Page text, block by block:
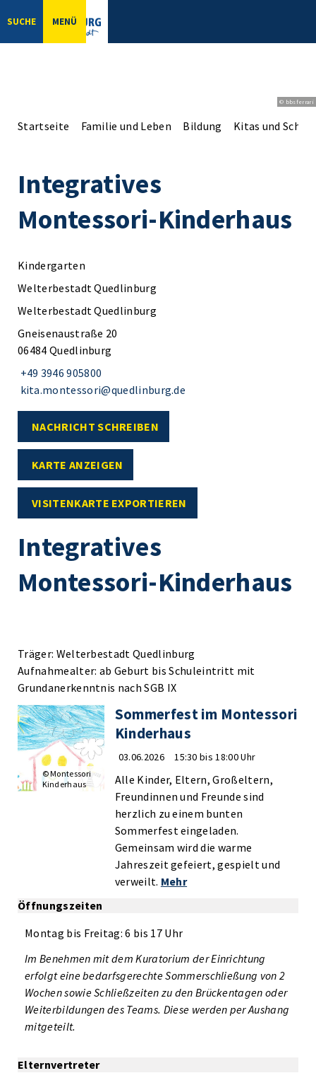
SUCHE MENÜ
© bbsferrari
Startseite Familie und Leben Bildung Kitas und
Integratives
Montessori-Kinderhaus
Kindergarten
Welterbestadt Quedlinburg
Welterbestadt Quedlinburg
Gneisenaustraße 20
06484 Quedlinburg
+49 3946 905800
kita.montessori@quedlinburg.de
NACHRICHT SCHREIBEN
KARTE ANZEIGEN
VISITENKARTE EXPORTIEREN
Integratives
Montessori-Kinderhaus
Träger: Welterbestadt Quedlinburg
Aufnahmealter: ab Geburt bis Schuleintritt mit
Grundanerkenntnis nach SGB IX
Sommerfest im Montessori
Kinderhaus
03.06.2026 15:30 bis 18:00 Uhr
Alle Kinder, Eltern, Großeltern,
Freundinnen und Freunde sind
herzlich zu einem bunten
Sommerfest eingeladen.
Gemeinsam wird die warme
Jahreszeit gefeiert, gespielt und
verweilt. Mehr
© Montessori
Kinderhaus
Öffnungszeiten
Montag bis Freitag: 6 bis 17 Uhr
Im Benehmen mit dem Kuratorium der Einrichtung
erfolgt eine bedarfsgerechteSommerschließung von 2
Wochen sowie Schließzeiten zu den Brückentagen oder
Weiterbildungen des Teams. Diese werden per Aushang
mitgeteilt.
Elternvertreter